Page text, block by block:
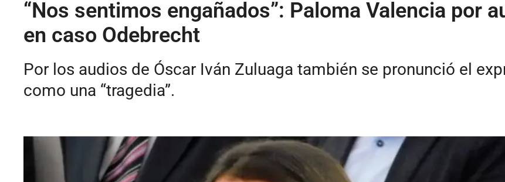
“Nos sentimos engañados”: Paloma Valencia por
en caso Odebrecht
Por los audios de Óscar Iván Zuluaga también se pronunció el
como una “tragedia”.